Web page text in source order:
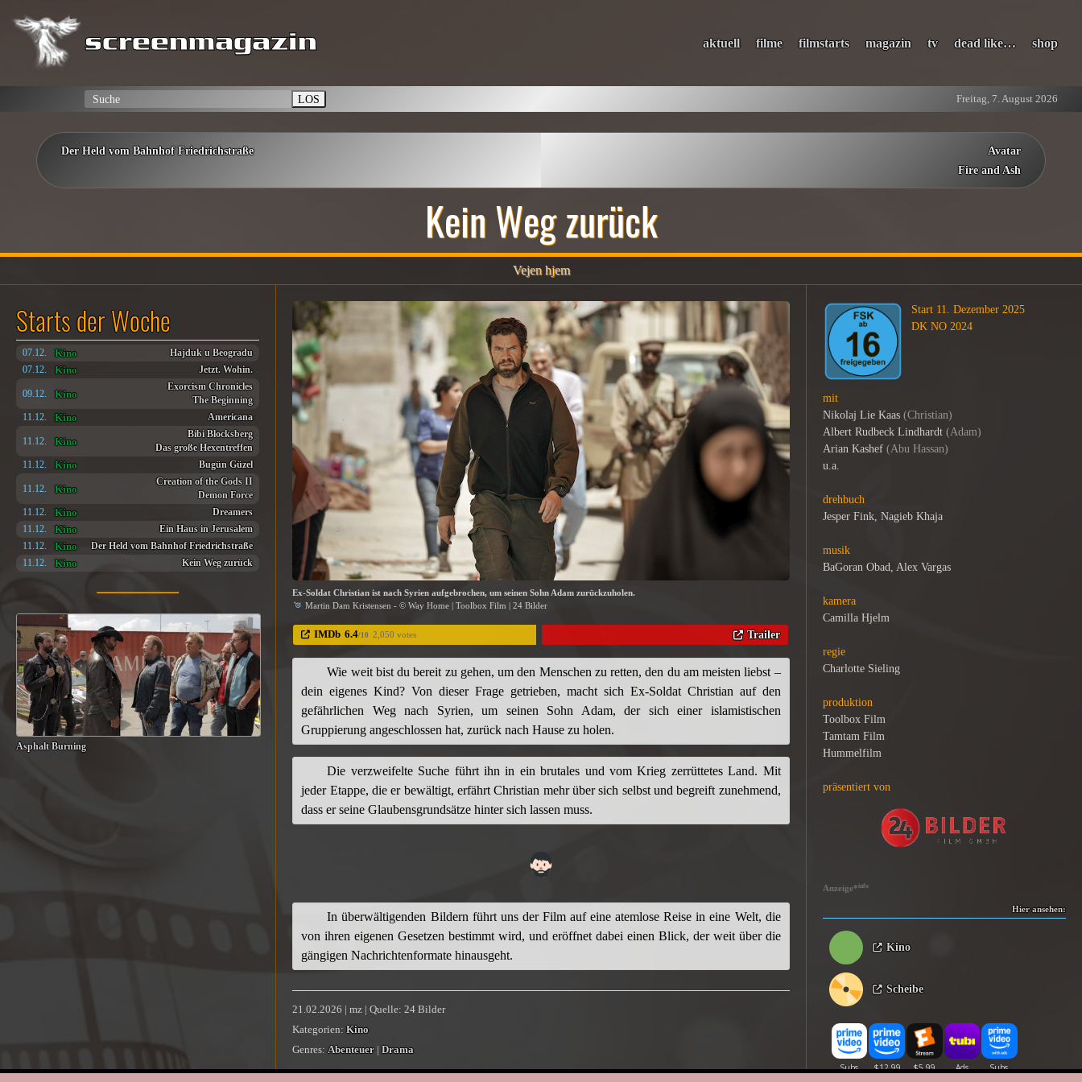
aktuell filme filmstarts magazin tv dead like… shop
LOS Freitag, 7. August 2026
Der Held vom Bahnhof Friedrichstraße
Avatar
Fire and Ash
Kein Weg zurück
Vejen hjem
Starts der Woche
Hajduk u Beogradu
Kino
07.12.
Jetzt. Wohin.
Kino
07.12.
Exorcism Chronicles
The Beginning
Kino
09.12.
Americana
Kino
11.12.
Bibi Blocksberg
Das große Hexentreffen
Kino
11.12.
Bugün Güzel
Kino
11.12.
Creation of the Gods II
Demon Force
Kino
11.12.
Dreamers
Kino
11.12.
Ein Haus in Jerusalem
Kino
11.12.
Der Held vom Bahnhof Friedrichstraße
Kino
11.12.
Kein Weg zurück
Kino
11.12.
Asphalt Burning
Ex-Soldat Christian ist nach Syrien aufgebrochen, um seinen Sohn Adam zurückzuholen.
Martin Dam Kristensen - © Way Home | Toolbox Film | 24 Bilder
IMDb 6.4/10 2,050 votes Trailer
Wie weit bist du bereit zu gehen, um den Menschen zu retten, den du am meisten liebst –
dein eigenes Kind? Von dieser Frage getrieben, macht sich Ex-Soldat Christian auf den
gefährlichen Weg nach Syrien, um seinen Sohn Adam, der sich einer islamistischen
Gruppierung angeschlossen hat, zurück nach Hause zu holen.
Die verzweifelte Suche führt ihn in ein brutales und vom Krieg zerrüttetes Land. Mit
jeder Etappe, die er bewältigt, erfährt Christian mehr über sich selbst und begreift zunehmend,
dass er seine Glaubensgrundsätze hinter sich lassen muss.
In überwältigenden Bildern führt uns der Film auf eine atemlose Reise in eine Welt, die
von ihren eigenen Gesetzen bestimmt wird, und eröffnet dabei einen Blick, der weit über die
gängigen Nachrichtenformate hinausgeht.
21.02.2026 | mz | Quelle: 24 Bilder
Kategorien:Kino
Genres:Abenteuer|Drama
Start 11. Dezember 2025
DK NO 2024
mit
Nikolaj Lie Kaas(Christian)
Albert Rudbeck Lindhardt(Adam)
Arian Kashef(Abu Hassan)
u.a.
drehbuch
Jesper Fink, Nagieb Khaja
musik
BaGoran Obad, Alex Vargas
kamera
Camilla Hjelm
regie
Charlotte Sieling
produktion
Toolbox Film
Tamtam Film
Hummelfilm
präsentiert von
Anzeige*info
Hier ansehen:
Kino
Scheibe